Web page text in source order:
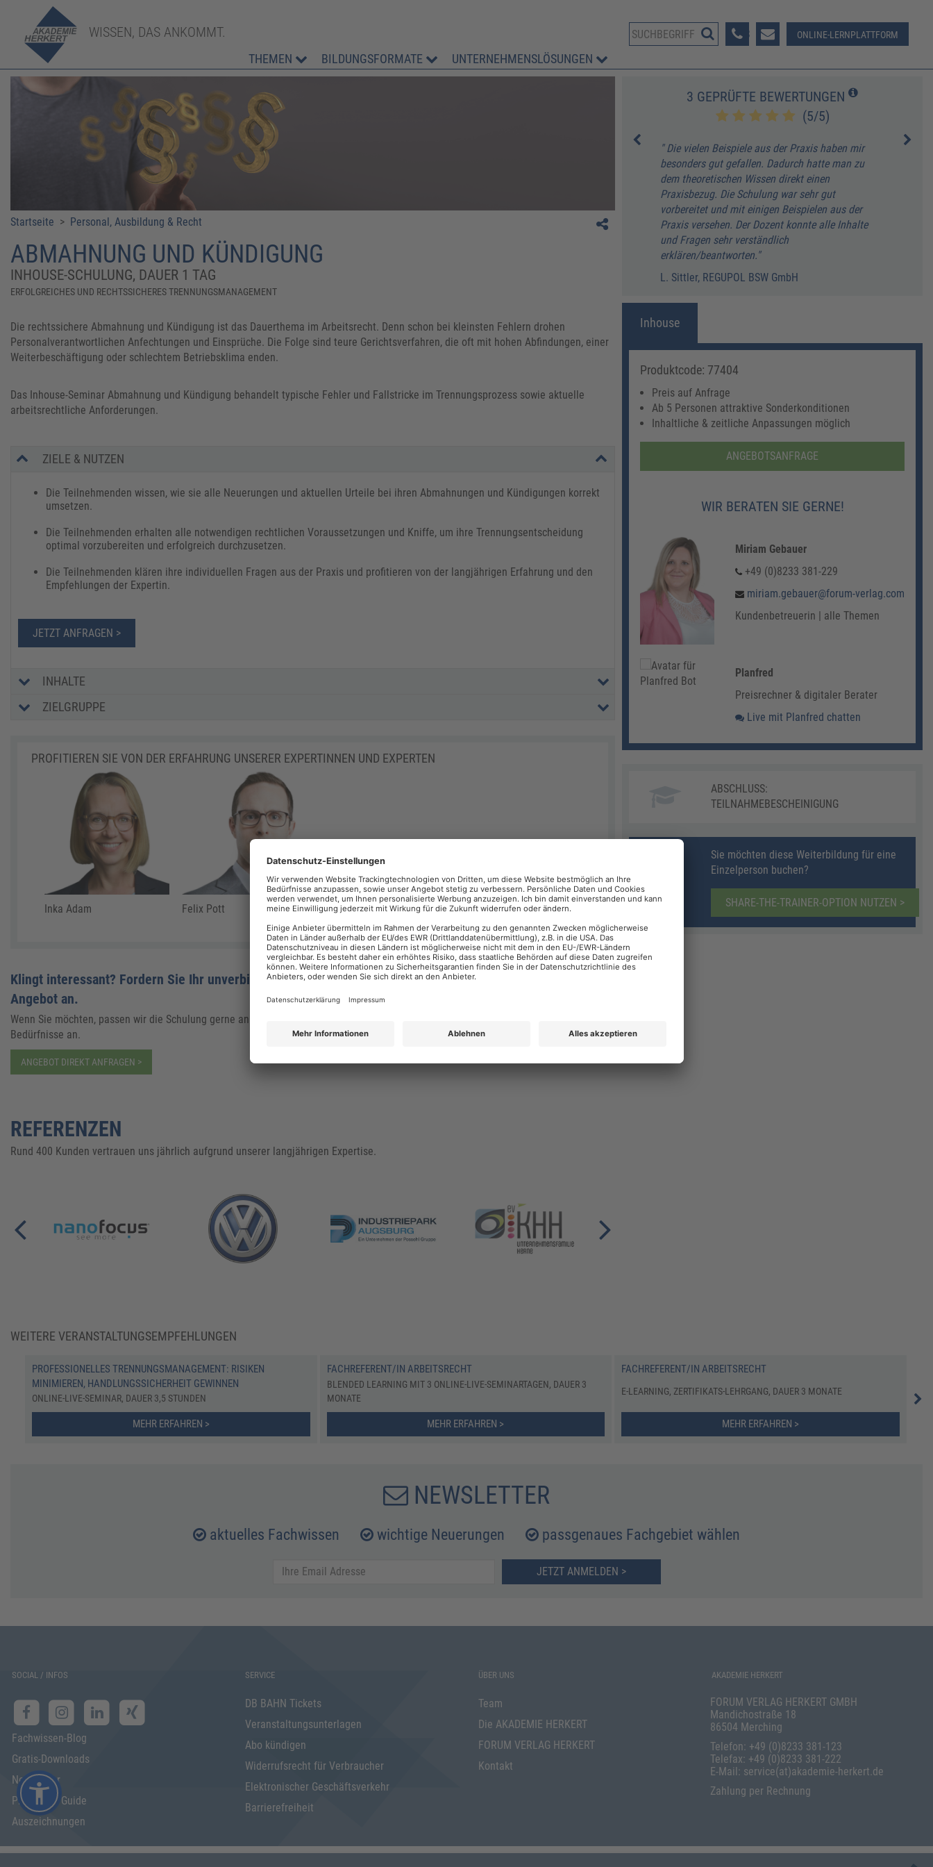
WISSEN, DAS ANKOMMT.
THEMEN BILDUNGSFORMATE UNTERNEHMENSLÖSUNGEN
08233 381-123 ONLINE-LERNPLATTFORM
Startseite > Personal, Ausbildung & Recht
ABMAHNUNG UND KÜNDIGUNG
INHOUSE-SCHULUNG, DAUER 1 TAG
ERFOLGREICHES UND RECHTSSICHERES TRENNUNGSMANAGEMENT
Die rechtssichere Abmahnung und Kündigung ist das Dauerthema im Arbeitsrecht. Denn schon bei kleinsten Fehlern drohen
Personalverantwortlichen Anfechtungen und Einsprüche. Die Folge sind teure Gerichtsverfahren, die oft mit hohen Abfindungen, einer
Weiterbeschäftigung oder schlechtem Betriebsklima enden.
Das Inhouse-Seminar Abmahnung und Kündigung behandelt typische Fehler und Fallstricke im Trennungsprozess sowie aktuelle
arbeitsrechtliche Anforderungen.
ZIELE & NUTZEN
Die Teilnehmenden wissen, wie sie alle Neuerungen und aktuellen Urteile bei ihren Abmahnungen und Kündigungen korrekt
umsetzen.
Die Teilnehmenden erhalten alle notwendigen rechtlichen Voraussetzungen und Kniffe, um ihre Trennungsentscheidung
optimal vorzubereiten und erfolgreich durchzusetzen.
Die Teilnehmenden klären ihre individuellen Fragen aus der Praxis und profitieren von der langjährigen Erfahrung und den
Empfehlungen der Expertin.
JETZT ANFRAGEN >
INHALTE
ZIELGRUPPE
PROFITIEREN SIE VON DER ERFAHRUNG UNSERER EXPERTINNEN UND EXPERTEN
Inka Adam Felix Pott
Klingt interessant? Fordern Sie Ihr unverbindliches
Angebot an.
Wenn Sie möchten, passen wir die Schulung gerne an Ihre
Bedürfnisse an.
ANGEBOT DIREKT ANFRAGEN >
Sie suchen eine Schulung für sich selbst oder sind
zu wenige Personen für eine eigene Inhouse-
Kontaktieren Sie uns unter +49 (0)8233 381 555
REFERENZEN
Rund 400 Kunden vertrauen uns jährlich aufgrund unserer langjährigen Expertise.
3 GEPRÜFTE BEWERTUNGEN
(5/5)
" Die vielen Beispiele aus der Praxis haben mir
besonders gut gefallen. Dadurch hatte man zu
dem theoretischen Wissen direkt einen
Praxisbezug. Die Schulung war sehr gut
vorbereitet und mit einigen Beispielen aus der
Praxis versehen. Der Dozent konnte alle Inhalte
und Fragen sehr verständlich
erklären/beantworten."
L. Sittler, REGUPOL BSW GmbH
Inhouse
Produktcode: 77404
Preis auf Anfrage
Ab 5 Personen attraktive Sonderkonditionen
Inhaltliche & zeitliche Anpassungen möglich
ANGEBOTSANFRAGE
WIR BERATEN SIE GERNE!
Miriam Gebauer
+49 (0)8233 381-229
miriam.gebauer@forum-verlag.com
Kundenbetreuerin | alle Themen
Planfred
Preisrechner & digitaler Berater
Live mit Planfred chatten
ABSCHLUSS:
TEILNAHMEBESCHEINIGUNG
Sie möchten diese Weiterbildung für eine
Einzelperson buchen?
SHARE-THE-TRAINER-OPTION NUTZEN >
WEITERE VERANSTALTUNGSEMPFEHLUNGEN
PROFESSIONELLES TRENNUNGSMANAGEMENT: RISIKEN
MINIMIEREN, HANDLUNGSSICHERHEIT GEWINNEN
ONLINE-LIVE-SEMINAR, DAUER 3,5 STUNDEN
MEHR ERFAHREN >
FACHREFERENT/IN ARBEITSRECHT
BLENDED LEARNING MIT 3 ONLINE-LIVE-SEMINARTAGEN, DAUER 3
MONATE
MEHR ERFAHREN >
FACHREFERENT/IN ARBEITSRECHT
E-LEARNING, ZERTIFIKATS-LEHRGANG, DAUER 3 MONATE
MEHR ERFAHREN >
NEWSLETTER
aktuelles Fachwissen wichtige Neuerungen passgenaues Fachgebiet wählen
JETZT ANMELDEN >
SOCIAL / INFOS
Fachwissen-Blog
Gratis-Downloads
Newsletter
Programm Guide
Auszeichnungen
SERVICE
DB BAHN Tickets
Veranstaltungsunterlagen
Abo kündigen
Widerrufsrecht für Verbraucher
Elektronischer Geschäftsverkehr
Barrierefreiheit
ÜBER UNS
Team
Die AKADEMIE HERKERT
FORUM VERLAG HERKERT
Kontakt
AKADEMIE HERKERT
FORUM VERLAG HERKERT GMBH
Mandichostraße 18
86504 Merching
Telefon: +49 (0)8233 381-123
Telefax: +49 (0)8233 381-222
E-Mail: service(at)akademie-herkert.de
Zahlung per Rechnung